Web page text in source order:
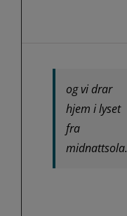
og vi drar
hjem i lyset
fra
midnattsola.